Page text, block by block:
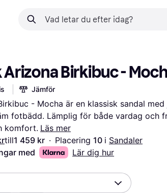
Birkibuc -
Jämför
- Mocha är en klassisk sandal med
fotbädd. Lämplig för både vardag och
komfort. Läs mer
till1 459 kr · Placering 10 i Sandaler
med
Lär dig hur